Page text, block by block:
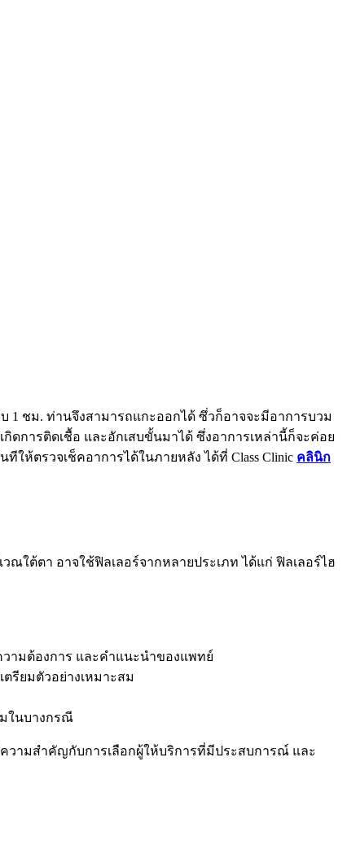
ชม. ท่านจึงสามารถแกะออกได้ ซึ่วก็อาจจะมีอาการบวม
ดการติดเชื้อ และอักเสบขั้นมาได้ ซึ่งอาการเหล่านี้ก็จะค่อย
ห้ตรวจเช็คอาการได้ในภายหลัง ได้ที่ Class Clinic คลินิก
ใต้ตา อาจใช้ฟิลเลอร์จากหลายประเภท ได้แก่ ฟิลเลอร์ไฮ
ามต้องการ และคำแนะนำของแพทย์
ตรียมตัวอย่างเหมาะสม
ในบางกรณี
ามสำคัญกับการเลือกผู้ให้บริการที่มีประสบการณ์ และ